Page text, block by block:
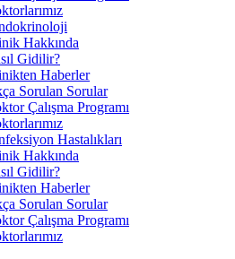
Hakkında
Gidilir?
Haberler
Sorulan Sorular
Çalışma Programı
Hastalıkları
Hakkında
Gidilir?
Haberler
Sorulan Sorular
Çalışma Programı